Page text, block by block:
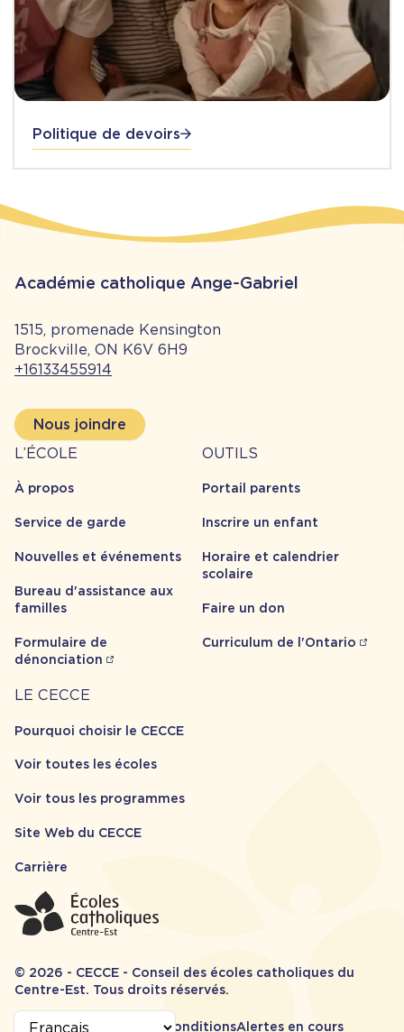
Politique de devoirs
Académie catholique Ange-Gabriel
1515, promenade Kensington
Brockville, ON K6V 6H9
+16133455914
Nous joindre
À
propos
L’ÉCOLE
À propos
Service de garde
Nouvelles et événements
Bureau d'assistance aux
familles
Formulaire de
dénonciation
Outils
OUTILS
Portail parents
Inscrire un enfant
Horaire et calendrier
scolaire
Faire un don
Curriculum de l'Ontario
Carrière
LE CECCE
Pourquoi choisir le CECCE
Voir toutes les écoles
Voir tous les programmes
Site Web du CECCE
Carrière
© 2026 - CECCE - Conseil des écoles catholiques du
Centre-Est. Tous droits réservés.
Accessibilité Termes et conditionsAlertes en cours